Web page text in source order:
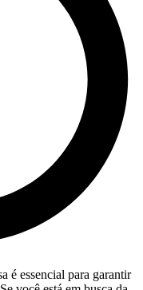
é essencial para garantir